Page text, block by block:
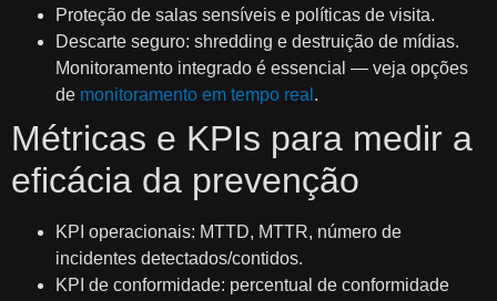
Proteção de salas sensíveis e políticas de visita.
Descarte seguro: shredding e destruição de mídias.
Monitoramento integrado é essencial — veja opções
de monitoramento em tempo real .
Métricas e KPIs para medir a
eficácia da prevenção
KPI operacionais: MTTD, MTTR, número de
incidentes detectados/contidos.
KPI de conformidade: percentual de conformidade